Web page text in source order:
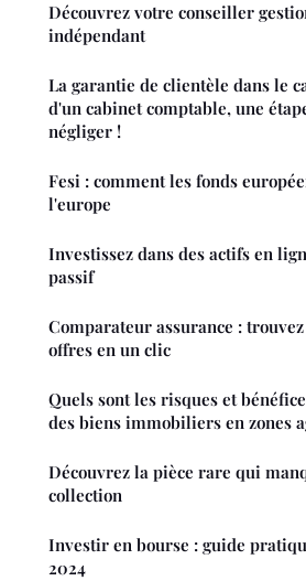
Découvrez votre conseiller
indépendant
La garantie de clientèle dans le
d'un cabinet comptable, une
négliger !
Fesi : comment les fonds
l'europe
Investissez dans des actifs en
passif
Comparateur assurance :
offres en un clic
Quels sont les risques et
des biens immobiliers en zones
Découvrez la pièce rare qui
collection
Investir en bourse : guide
2024